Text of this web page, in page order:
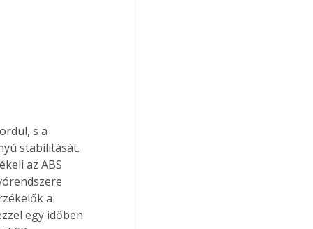
s a
stabilitását.
az ABS
a
egy időben